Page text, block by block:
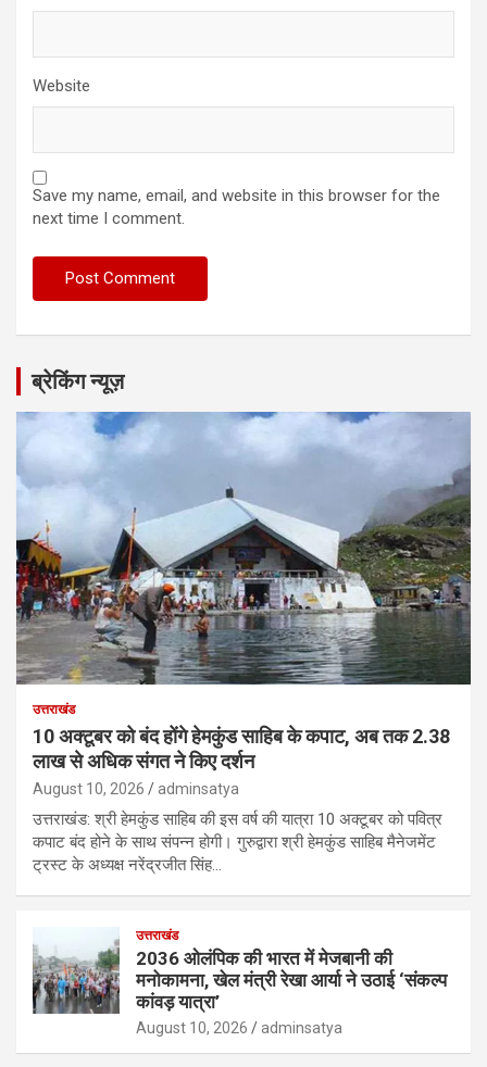
Website
Save my name, email, and website in this browser for the
next time I comment.
ब्रेकिंग न्यूज़
उत्तराखंड
10 अक्टूबर को बंद होंगे हेमकुंड साहिब के कपाट, अब तक 2.38
लाख से अधिक संगत ने किए दर्शन
August 10, 2026 adminsatya
उत्तराखंड: श्री हेमकुंड साहिब की इस वर्ष की यात्रा 10 अक्टूबर को पवित्र
कपाट बंद होने के साथ संपन्न होगी। गुरुद्वारा श्री हेमकुंड साहिब मैनेजमेंट
ट्रस्ट के अध्यक्ष नरेंद्रजीत सिंह…
उत्तराखंड
2036 ओलंपिक की भारत में मेजबानी की
मनोकामना, खेल मंत्री रेखा आर्या ने उठाई ‘संकल्प
कांवड़ यात्रा’
August 10, 2026 adminsatya